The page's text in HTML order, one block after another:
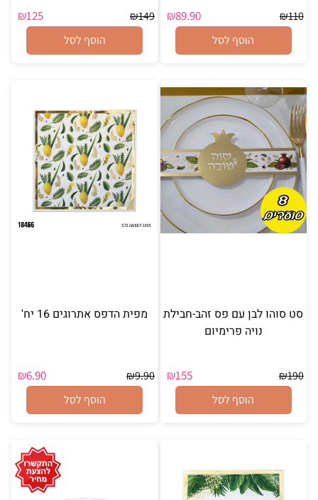
₪110
₪89.90
הוסף לסל
₪149
₪125
הוסף לסל
סט סוהו לבן עם פס זהב-חבילת
נויה פרימיום
₪190
₪155
הוסף לסל
מפית הדפס אתרוגים 16 יח'
₪9.90
₪6.90
הוסף לסל